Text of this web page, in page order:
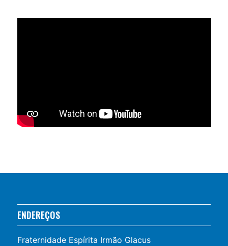
ENDEREÇOS
Fraternidade Espírita Irmão Glacus